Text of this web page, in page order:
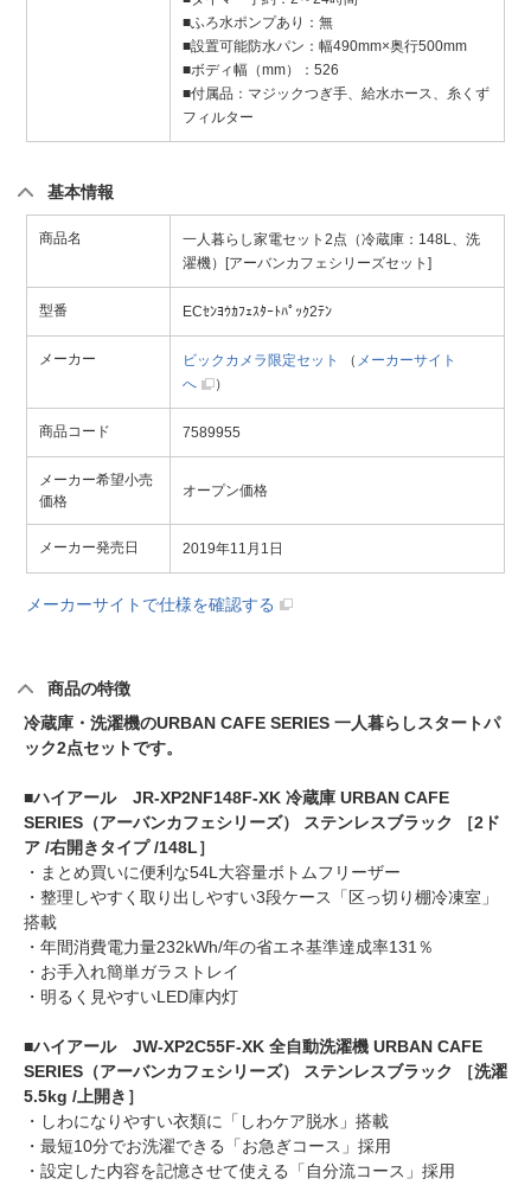
■ふろ水ポンプあり：無
■設置可能防水パン：幅490mm×奥行500mm
■ボディ幅（mm）：526
■付属品：マジックつぎ手、給水ホース、糸くず
フィルター
基本情報
商品名
一人暮らし家電セット2点（冷蔵庫：148L、洗
濯機）[アーバンカフェシリーズセット]
型番 ECｾﾝﾖｳｶﾌｪｽﾀｰﾄﾊﾟｯｸ2ﾃﾝ
メーカー ビックカメラ限定セット （ メーカーサイト
へ
）
商品コード 7589955
メーカー希望小売
価格
オープン価格
メーカー発売日 2019年11月1日
メーカーサイトで仕様を確認する
商品の特徴
冷蔵庫・洗濯機のURBAN CAFE SERIES 一人暮らしスタートパ
ック2点セットです。
■ハイアール JR-XP2NF148F-XK 冷蔵庫 URBAN CAFE
SERIES（アーバンカフェシリーズ） ステンレスブラック ［2ド
ア /右開きタイプ /148L］
・まとめ買いに便利な54L大容量ボトムフリーザー
・整理しやすく取り出しやすい3段ケース「区っ切り棚冷凍室」
搭載
・年間消費電力量232kWh/年の省エネ基準達成率131％
・お手入れ簡単ガラストレイ
・明るく見やすいLED庫内灯
■ハイアール JW-XP2C55F-XK 全自動洗濯機 URBAN CAFE
SERIES（アーバンカフェシリーズ） ステンレスブラック ［洗濯
5.5kg /上開き］
・しわになりやすい衣類に「しわケア脱水」搭載
・最短10分でお洗濯できる「お急ぎコース」採用
・設定した内容を記憶させて使える「自分流コース」採用